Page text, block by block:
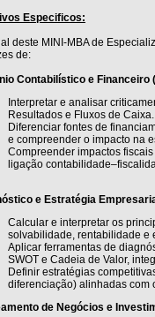
Especificos:
deste MINI-MBA de
de:
Contabilístico e Financeiro
Interpretar e analisar
Resultados e Fluxos de Caixa.
Diferenciar fontes de
e compreender o impacto na
Compreender impactos
ligação
e Estratégia
Calcular e interpretar os
solvabilidade, rentabilidade e
Aplicar ferramentas de
SWOT e Cadeia de Valor,
Definir estratégias
diferenciação) alinhadas com
de Negócios e